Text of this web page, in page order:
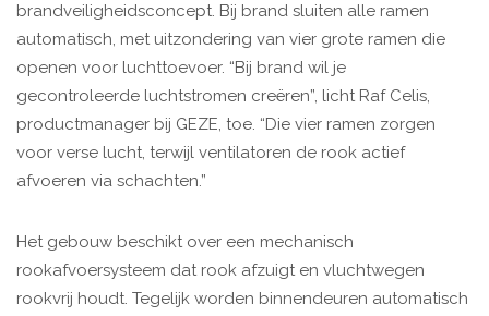
brandveiligheidsconcept. Bij brand sluiten alle ramen
automatisch, met uitzondering van vier grote ramen die
openen voor luchttoevoer. “Bij brand wil je
gecontroleerde luchtstromen creëren”, licht Raf Celis,
productmanager bij GEZE, toe. “Die vier ramen zorgen
voor verse lucht, terwijl ventilatoren de rook actief
afvoeren via schachten.”
Het gebouw beschikt over een mechanisch
rookafvoersysteem dat rook afzuigt en vluchtwegen
rookvrij houdt. Tegelijk worden binnendeuren automatisch